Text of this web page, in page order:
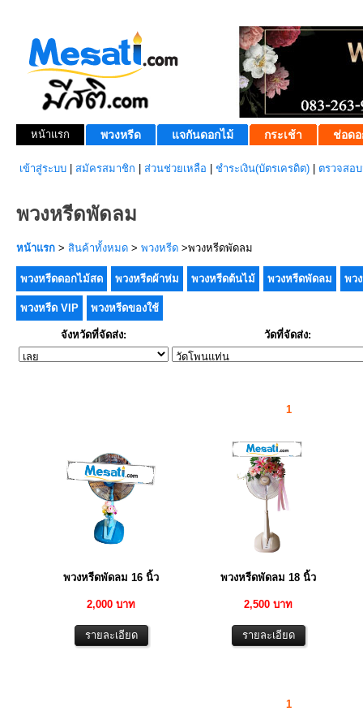
หน้าแรก พวงหรีด แจกันดอกไม้ กระเช้า ช่อดอ
เข้าสู่ระบบ สมัครสมาชิก ส่วนช่วยเหลือ ชำระเงิน(บัตรเครดิต) ตรวจสอ
พวงหรีดพัดลม
หน้าแรก > สินค้าทั้งหมด > พวงหรีด >พวงหรีดพัดลม
พวงหรีดดอกไม้สด พวงหรีดผ้าห่ม พวงหรีดต้นไม้ พวงหรีดพัดลม พว
พวงหรีด VIP พวงหรีดของใช้
จังหวัดที่จัดส่ง: วัดที่จัดส่ง:
1
พวงหรีดพัดลม 16 นิ้ว
2,000 บาท
พวงหรีดพัดลม 18 นิ้ว
2,500 บาท
1